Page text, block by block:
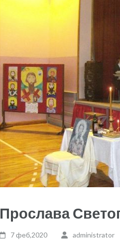
Прослава
7 феб,2020 administrator